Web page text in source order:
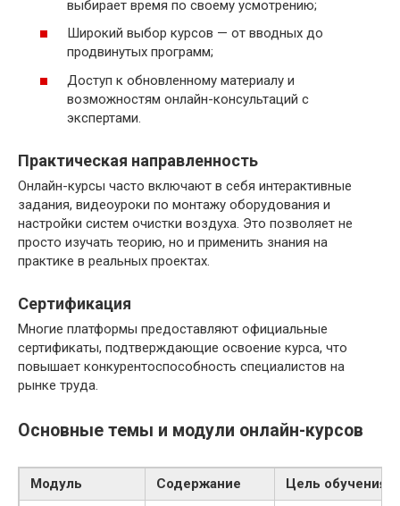
выбирает время по своему усмотрению;
Широкий выбор курсов — от вводных до
продвинутых программ;
Доступ к обновленному материалу и
возможностям онлайн-консультаций с
экспертами.
Практическая направленность
Онлайн-курсы часто включают в себя интерактивные
задания, видеоуроки по монтажу оборудования и
настройки систем очистки воздуха. Это позволяет не
просто изучать теорию, но и применить знания на
практике в реальных проектах.
Сертификация
Многие платформы предоставляют официальные
сертификаты, подтверждающие освоение курса, что
повышает конкурентоспособность специалистов на
рынке труда.
Основные темы и модули онлайн-курсов
Модуль Содержание Цель обучения